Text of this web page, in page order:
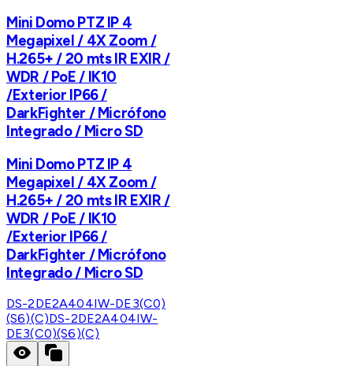
Mini Domo PTZ IP 4
Megapixel / 4X Zoom /
H.265+ / 20 mts IR EXIR /
WDR / PoE / IK10
/Exterior IP66 /
DarkFighter / Micrófono
Integrado / Micro SD
Mini Domo PTZ IP 4
Megapixel / 4X Zoom /
H.265+ / 20 mts IR EXIR /
WDR / PoE / IK10
/Exterior IP66 /
DarkFighter / Micrófono
Integrado / Micro SD
DS-2DE2A404IW-DE3(C0)
(S6)(C)DS-2DE2A404IW-
DE3(C0)(S6)(C)